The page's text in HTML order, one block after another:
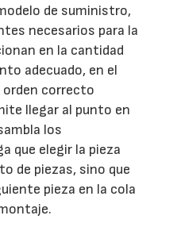
de suministro,
necesarios para la
en la cantidad
adecuado, en el
orden correcto
llegar al punto en
los
que elegir la pieza
de piezas, sino que
pieza en la cola